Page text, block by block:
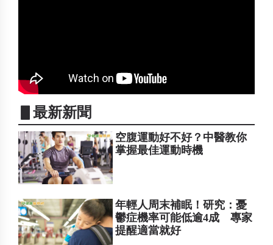
▋最新新聞
空腹運動好不好？中醫教你
掌握最佳運動時機
年輕人周末補眠！研究：憂
鬱症機率可能低逾4成 專家
提醒適當就好